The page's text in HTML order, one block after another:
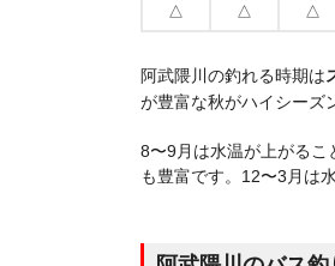
△ △ △
阿武隈川の釣れる時期は
が豊富な秋がハイシーズ
8〜9月は水温が上がるこ
も豊富です。12〜3月は